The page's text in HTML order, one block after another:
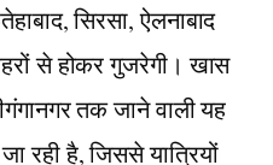
सिरसा, ऐलनाबाद
से होकर गुजरेगी। खास
तक जाने वाली यह
रही है, जिससे यात्रियों